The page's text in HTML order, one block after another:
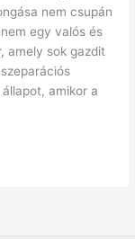
nem csupán
egy valós és
amely sok gazdit
amikor a